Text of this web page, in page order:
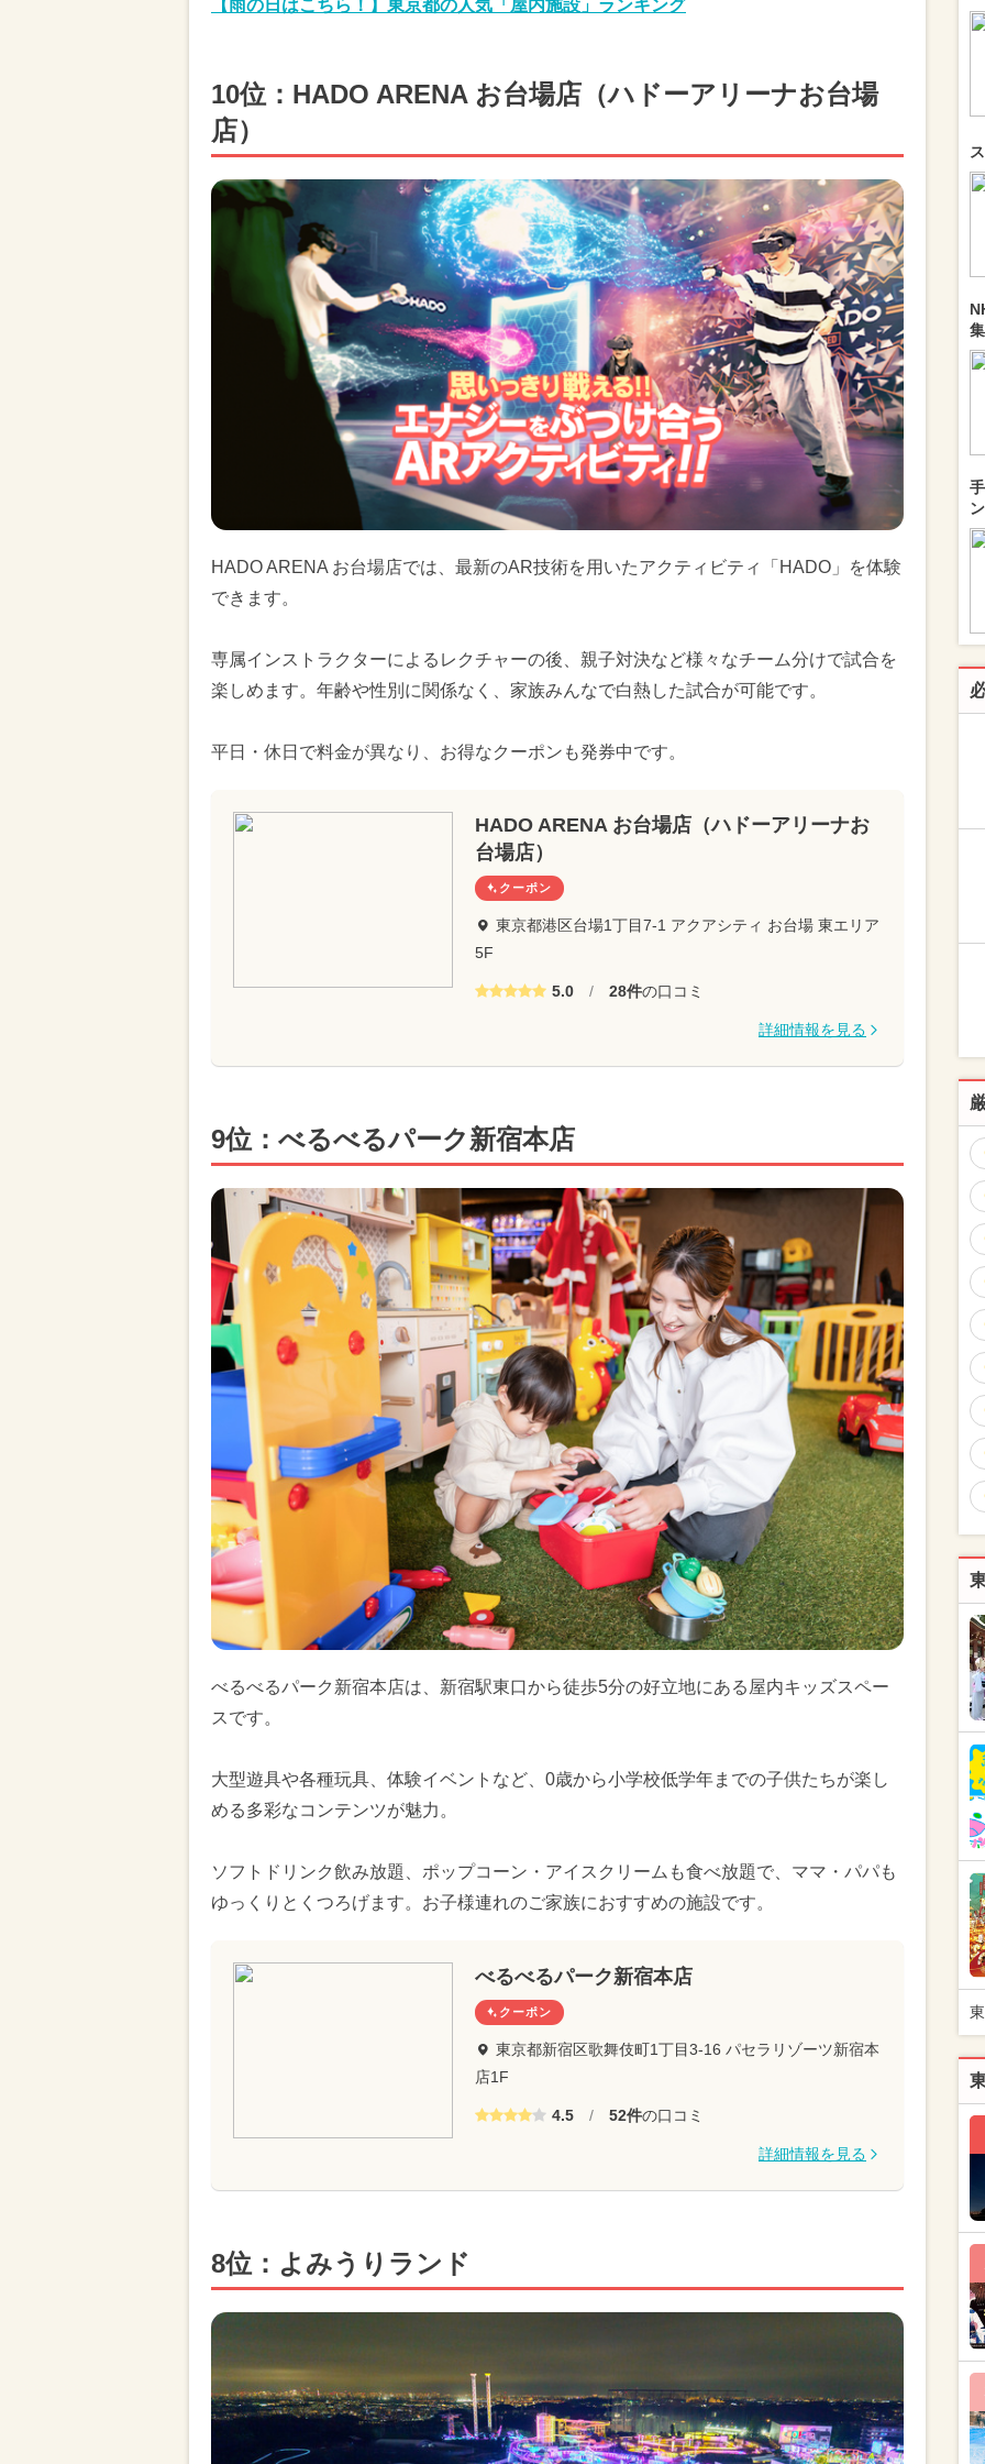
【雨の日はこちら！】東京都の人気「屋内施設」ランキング
10位：HADO ARENA お台場店（ハドーアリーナお台場
店）
HADO ARENA お台場店では、最新のAR技術を用いたアクティビティ「HADO」を体験
できます。
専属インストラクターによるレクチャーの後、親子対決など様々なチーム分けで試合を
楽しめます。年齢や性別に関係なく、家族みんなで白熱した試合が可能です。
平日・休日で料金が異なり、お得なクーポンも発券中です。
HADO ARENA お台場店（ハドーアリーナお
台場店）
クーポン
東京都港区台場1丁目7-1 アクアシティ お台場 東エリア
5F
5.0 / 28件の口コミ
詳細情報を見る
9位：べるべるパーク新宿本店
べるべるパーク新宿本店は、新宿駅東口から徒歩5分の好立地にある屋内キッズスペー
スです。
大型遊具や各種玩具、体験イベントなど、0歳から小学校低学年までの子供たちが楽し
める多彩なコンテンツが魅力。
ソフトドリンク飲み放題、ポップコーン・アイスクリームも食べ放題で、ママ・パパも
ゆっくりとくつろげます。お子様連れのご家族におすすめの施設です。
べるべるパーク新宿本店
クーポン
東京都新宿区歌舞伎町1丁目3-16 パセラリゾーツ新宿本
店1F
4.5 / 52件の口コミ
詳細情報を見る
8位：よみうりランド